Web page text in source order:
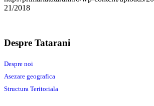
21/2018
Despre Tatarani
Despre noi
Asezare geografica
Structura Teritoriala